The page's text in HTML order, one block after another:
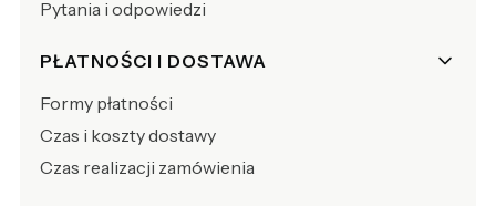
Pytania i odpowiedzi
PŁATNOŚCI I DOSTAWA
Formy płatności
Czas i koszty dostawy
Czas realizacji zamówienia